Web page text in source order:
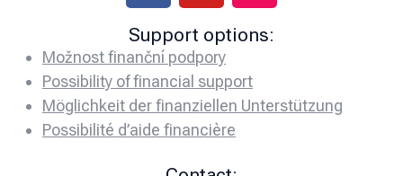
Support options:
Možnost finanční podpory
Possibility of financial support
Möglichkeit der finanziellen Unterstützung
Possibilité d’aide financière